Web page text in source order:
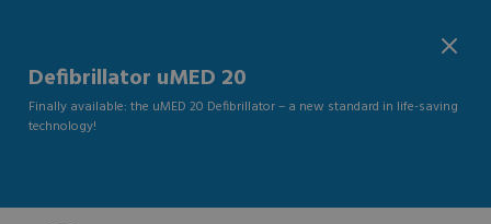
Defibrillator uMED 20
Finally available: the uMED 20 Defibrillator – a new standard in life-saving
technology!